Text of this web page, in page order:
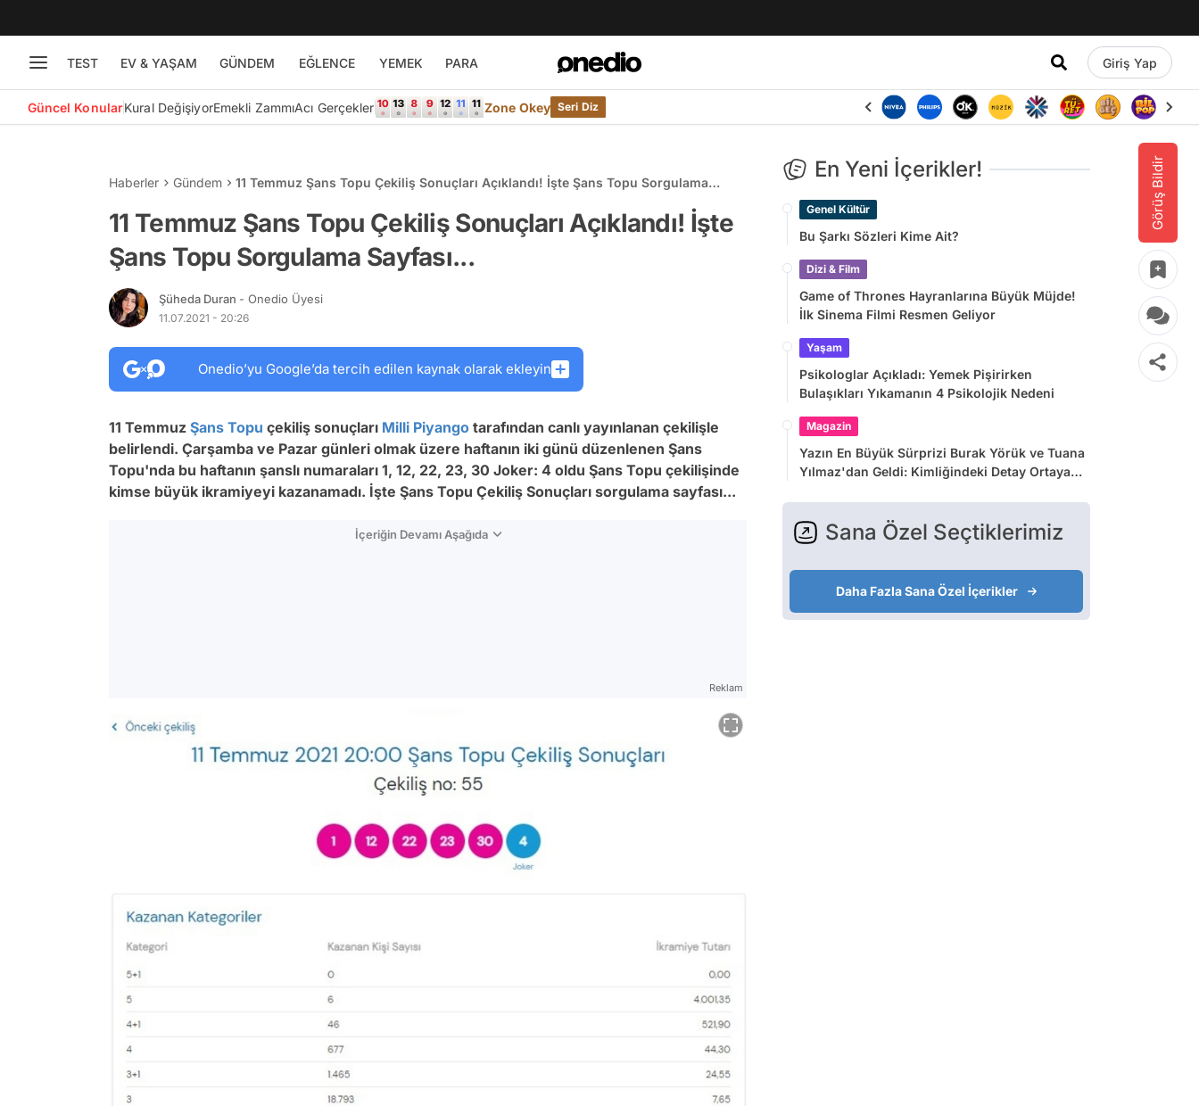
TEST EV & YAŞAM GÜNDEM EĞLENCE YEMEK PARA Giriş Yap
Güncel KonularKural DeğişiyorEmekli ZammıAcı Gerçekler Zone Okey Seri Diz
Görüş Bildir
Haberler Gündem
11 Temmuz Şans Topu Çekiliş Sonuçları Açıklandı! İşte Şans Topu Sorgulama
11 Temmuz Şans Topu Çekiliş Sonuçları Açıklandı! İşte
Şans Topu Sorgulama Sayfası...
Şüheda Duran - Onedio Üyesi
11.07.2021 - 20:26
Onedio’yu Google’da tercih edilen kaynak olarak ekleyin
11 Temmuz Şans Topu çekiliş sonuçları Milli Piyango tarafından canlı yayınlanan çekilişle
belirlendi. Çarşamba ve Pazar günleri olmak üzere haftanın iki günü düzenlenen Şans
Topu'nda bu haftanın şanslı numaraları 1, 12, 22, 23, 30 Joker: 4 oldu Şans Topu çekilişinde
kimse büyük ikramiyeyi kazanamadı. İşte Şans Topu Çekiliş Sonuçları sorgulama sayfası...
İçeriğin Devamı Aşağıda
Reklam
En Yeni İçerikler!
Genel Kültür
Bu Şarkı Sözleri Kime Ait?
Dizi & Film
Game of Thrones Hayranlarına Büyük Müjde!
İlk Sinema Filmi Resmen Geliyor
Yaşam
Psikologlar Açıkladı: Yemek Pişirirken
Bulaşıkları Yıkamanın 4 Psikolojik Nedeni
Magazin
Yazın En Büyük Sürprizi Burak Yörük ve Tuana
Yılmaz'dan Geldi: Kimliğindeki Detay Ortaya
Sana Özel Seçtiklerimiz
Daha Fazla Sana Özel İçerikler